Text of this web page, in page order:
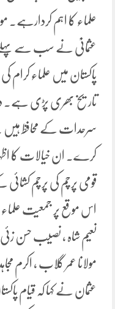
علماء کا اہم کردارہے۔
عثمانیؒ نے سب سے پہلے
پاکستان میں علماء کرام
تاریخ بھری پڑی ہے۔
سرحدات کے محافظ ہیں
کرے۔ ان خیالات کا
قومی پرچم کی پرچم
اس موقع پر جمعیت علماء
نعیم شاہ ، نصیب حسن زئی
مولانا عمر گلاب ، اکرم
عثمان نے کہا کہ قیام